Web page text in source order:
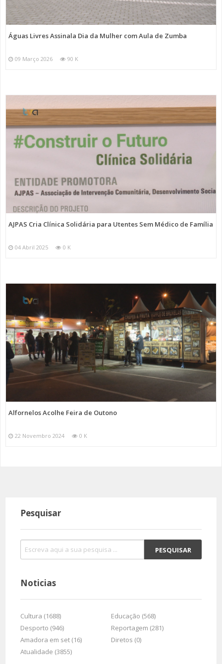
Águas Livres Assinala Dia da Mulher com Aula de Zumba
09 Março 2026 90 K
AJPAS Cria Clínica Solidária para Utentes Sem Médico de Família
04 Abril 2025 0 K
Alfornelos Acolhe Feira de Outono
22 Novembro 2024 0 K
Pesquisar
Noticias
Cultura (1688)
Educação (568)
Desporto (946)
Reportagem (281)
Amadora em set (16)
Diretos (0)
Atualidade (3855)